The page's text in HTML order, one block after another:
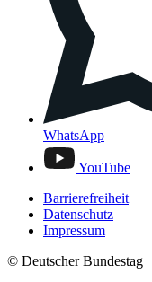
WhatsApp
YouTube
Barrierefreiheit
Datenschutz
Impressum
© Deutscher Bundestag